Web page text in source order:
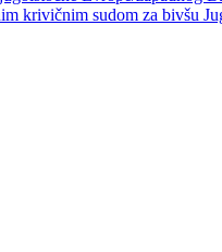
krivičnim sudom za bivšu